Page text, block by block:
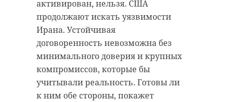
активирован, нельзя. США
продолжают искать уязвимости
Ирана. Устойчивая
договоренность невозможна без
минимального доверия и крупных
компромиссов, которые бы
учитывали реальность. Готовы ли
к ним обе стороны, покажет